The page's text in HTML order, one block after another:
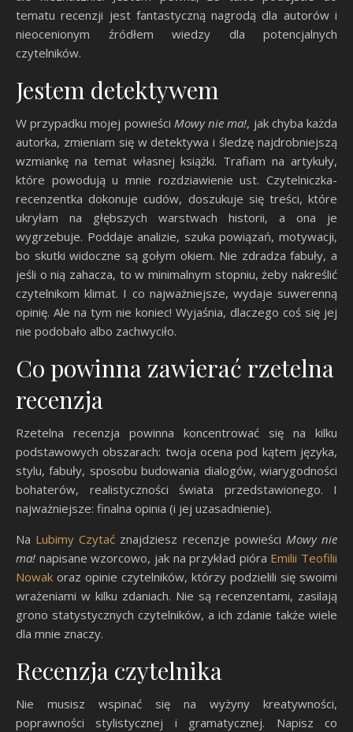
tematu recenzji jest fantastyczną nagrodą dla autorów i
nieocenionym źródłem wiedzy dla potencjalnych
czytelników.
Jestem detektywem
W przypadku mojej powieści Mowy nie ma!, jak chyba każda
autorka, zmieniam się w detektywa i śledzę najdrobniejszą
wzmiankę na temat własnej książki. Trafiam na artykuły,
które powodują u mnie rozdziawienie ust. Czytelniczka-
recenzentka dokonuje cudów, doszukuje się treści, które
ukryłam na głębszych warstwach historii, a ona je
wygrzebuje. Poddaje analizie, szuka powiązań, motywacji,
bo skutki widoczne są gołym okiem. Nie zdradza fabuły, a
jeśli o nią zahacza, to w minimalnym stopniu, żeby nakreślić
czytelnikom klimat. I co najważniejsze, wydaje suwerenną
opinię. Ale na tym nie koniec! Wyjaśnia, dlaczego coś się jej
nie podobało albo zachwyciło.
Co powinna zawierać rzetelna
recenzja
Rzetelna recenzja powinna koncentrować się na kilku
podstawowych obszarach: twoja ocena pod kątem języka,
stylu, fabuły, sposobu budowania dialogów, wiarygodności
bohaterów, realistyczności świata przedstawionego. I
najważniejsze: finalna opinia (i jej uzasadnienie).
Na Lubimy Czytać znajdziesz recenzje powieści Mowy nie
ma! napisane wzorcowo, jak na przykład pióra Emilii Teofilii
Nowak oraz opinie czytelników, którzy podzielili się swoimi
wrażeniami w kilku zdaniach. Nie są recenzentami, zasilają
grono statystycznych czytelników, a ich zdanie także wiele
dla mnie znaczy.
Recenzja czytelnika
Nie musisz wspinać się na wyżyny kreatywności,
poprawności stylistycznej i gramatycznej. Napisz co